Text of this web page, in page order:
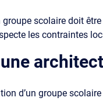
scolaire doit
les contraintes
d’un groupe